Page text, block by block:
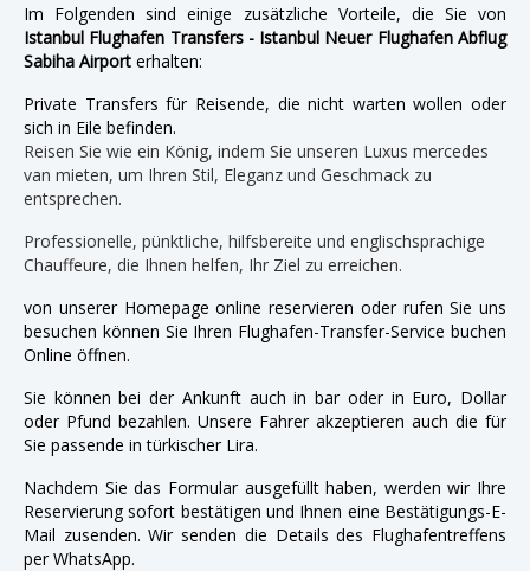
Im Folgenden sind einige zusätzliche Vorteile, die Sie von
Istanbul Flughafen Transfers - Istanbul Neuer Flughafen Abflug
Sabiha Airport erhalten:
Private Transfers für Reisende, die nicht warten wollen oder
sich in Eile befinden.
Reisen Sie wie ein König, indem Sie unseren Luxus mercedes
van mieten, um Ihren Stil, Eleganz und Geschmack zu
entsprechen.
Professionelle, pünktliche, hilfsbereite und englischsprachige
Chauffeure, die Ihnen helfen, Ihr Ziel zu erreichen.
von unserer Homepage online reservieren oder rufen Sie uns
besuchen können Sie Ihren Flughafen-Transfer-Service buchen
Online öffnen.
Sie können bei der Ankunft auch in bar oder in Euro, Dollar
oder Pfund bezahlen. Unsere Fahrer akzeptieren auch die für
Sie passende in türkischer Lira.
Nachdem Sie das Formular ausgefüllt haben, werden wir Ihre
Reservierung sofort bestätigen und Ihnen eine Bestätigungs-E-
Mail zusenden. Wir senden die Details des Flughafentreffens
per WhatsApp.